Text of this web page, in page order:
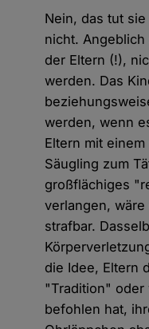
Nein, das tut
nicht.
der Eltern (!),
werden. Das
werden, wenn
Eltern mit
Säugling zum
großflächiges
verlangen,
strafbar.
die Idee, Eltern
"Tradition" oder
befohlen hat,